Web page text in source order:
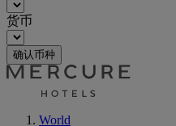
货币
确认币种
World